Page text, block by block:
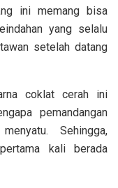
ini memang bisa
yang selalu
setelah datang
coklat cerah ini
pemandangan
Sehingga,
kali berada